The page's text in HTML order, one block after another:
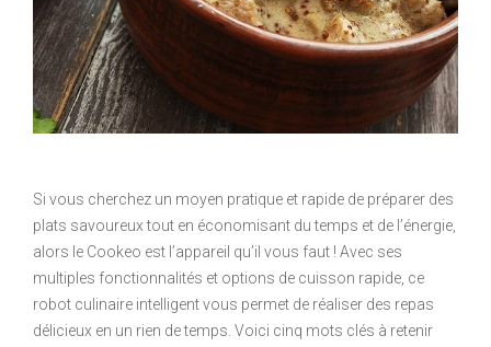
Si vous cherchez un moyen pratique et rapide de préparer des
plats savoureux tout en économisant du temps et de l’énergie,
alors le Cookeo est l’appareil qu’il vous faut ! Avec ses
multiples fonctionnalités et options de cuisson rapide, ce
robot culinaire intelligent vous permet de réaliser des repas
délicieux en un rien de temps. Voici cinq mots clés à retenir